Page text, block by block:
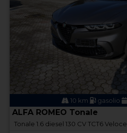
10 km gasolio
ALFA ROMEO Tonale
Tonale 1.6 diesel 130 CV TCT6 Veloce